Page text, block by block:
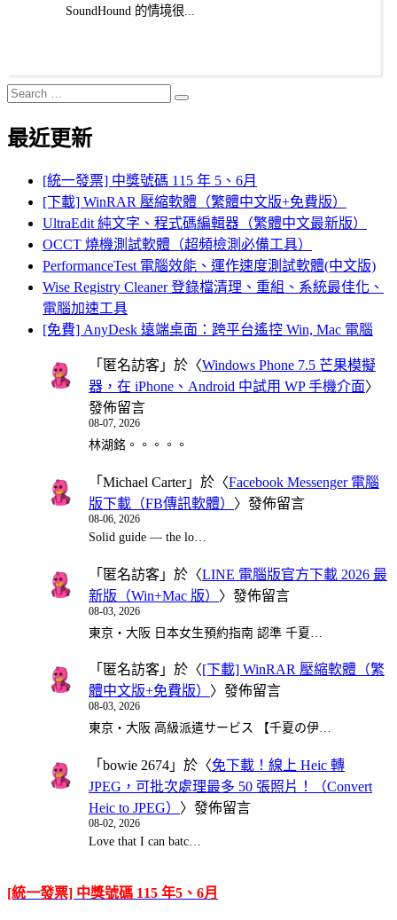
SoundHound 的情境很...
Search
for:
Search
最近更新
[統一發票] 中獎號碼 115 年 5、6月
[下載] WinRAR 壓縮軟體（繁體中文版+免費版）
UltraEdit 純文字、程式碼編輯器（繁體中文最新版）
OCCT 燒機測試軟體（超頻檢測必備工具）
PerformanceTest 電腦效能、運作速度測試軟體(中文版)
Wise Registry Cleaner 登錄檔清理、重組、系統最佳化、
電腦加速工具
[免費] AnyDesk 遠端桌面：跨平台遙控 Win, Mac 電腦
「 匿名訪客 」於〈Windows Phone 7.5 芒果模擬
器，在 iPhone、Android 中試用 WP 手機介面〉
發佈留言
08-07, 2026
林湖銘。。。。。
「 Michael Carter」於〈Facebook Messenger 電腦
版下載（FB傳訊軟體） 〉發佈留言
08-06, 2026
Solid guide — the lo…
「 匿名訪客 」於〈LINE 電腦版官方下載 2026 最
新版（Win+Mac 版） 〉發佈留言
08-03, 2026
東京・大阪 日本女生預約指南 認準 千夏…
「 匿名訪客 」於〈[下載] WinRAR 壓縮軟體（繁
體中文版+免費版） 〉發佈留言
08-03, 2026
東京・大阪 高級派遣サービス 【千夏の伊…
「 bowie 2674 」於〈免下載！線上 Heic 轉
JPEG，可批次處理最多 50 張照片！（Convert
Heic to JPEG） 〉發佈留言
08-02, 2026
Love that I can batc…
[統一發票] 中獎號碼 115 年5、6月